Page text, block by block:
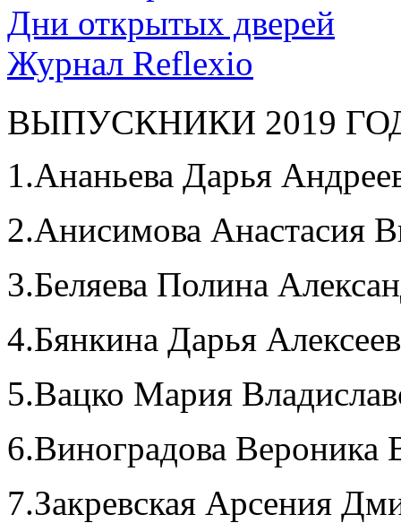
Дни открытых дверей
Журнал Reflexio
ВЫПУСКНИКИ 2019
1.Ананьева Дарья
2.Анисимова Анастасия
3.Беляева Полина
4.Бянкина Дарья
5.Вацко Мария
6.Виноградова Вероника
7.Закревская Арсения